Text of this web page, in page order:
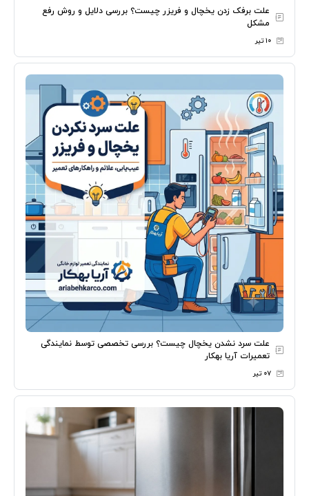
علت برفک زدن یخچال و فریزر چیست؟ بررسی دلایل و روش رفع
مشکل
۱۰ تیر
علت سرد نشدن یخچال چیست؟ بررسی تخصصی توسط نمایندگی
تعمیرات آریا بهکار
۰۷ تیر